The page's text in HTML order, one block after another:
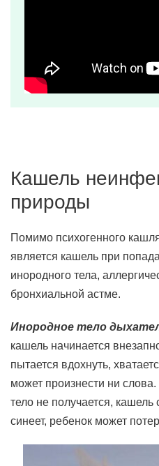
Кашель
природы
Помимо психогенного
является кашель при
инородного тела,
бронхиальной астме.
Инородное тело
кашель начинается
пытается вдохнуть,
может произнести ни
тело не получается,
синеет, ребенок может